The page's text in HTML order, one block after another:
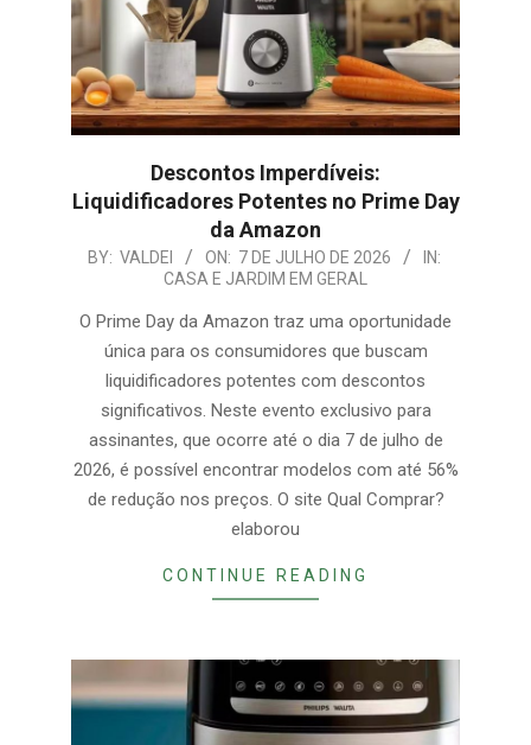
Descontos Imperdíveis:
Liquidificadores Potentes no Prime Day
da Amazon
2026-
07
BY: VALDEI ON: 7 DE JULHO DE 2026
IN:
CASA E JARDIM EM GERAL
O Prime Day da Amazon traz uma oportunidade
única para os consumidores que buscam
liquidificadores potentes com descontos
significativos. Neste evento exclusivo para
assinantes, que ocorre até o dia 7 de julho de
2026, é possível encontrar modelos com até 56%
de redução nos preços. O site Qual Comprar?
elaborou
CONTINUE READING